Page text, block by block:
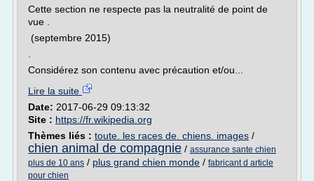
Cette section ne respecte pas la neutralité de point de
vue .
(septembre 2015)
Considérez son contenu avec précaution et/ou...
Lire la suite
Date: 2017-06-29 09:13:32
Site : https://fr.wikipedia.org
Thèmes liés : toute. les races de. chiens. images /
chien animal de compagnie / assurance sante chien
plus de 10 ans / plus grand chien monde / fabricant d article
pour chien